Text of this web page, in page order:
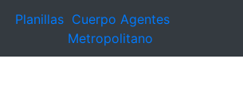
Planillas Cuerpo Agentes
Metropolitano